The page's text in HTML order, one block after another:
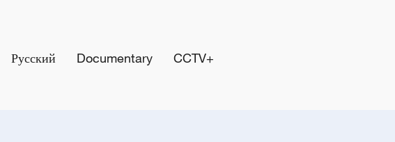
Русский Documentary CCTV+